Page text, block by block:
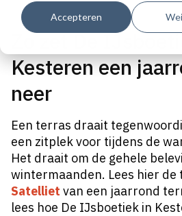
Accepteren
Gepubliceerd op: 13 februari 2025
Zo zet De
Kesteren een
neer
Een terras draait
een zitplek voor tijdens de
Het draait om de gehele
wintermaanden. Lees hier
Satelliet van een jaarrond
lees hoe De IJsboetiek in